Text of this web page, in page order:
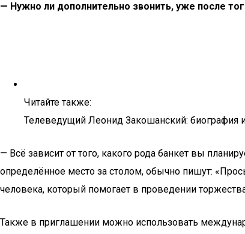
— Нужно ли дополнительно звонить, уже после
Читайте также:
Телеведущий Леонид Закошанский: биография
— Всё зависит от того, какого рода банкет вы
определённое место за столом, обычно пишут:
человека, который помогает в проведении
Также в приглашении можно использовать